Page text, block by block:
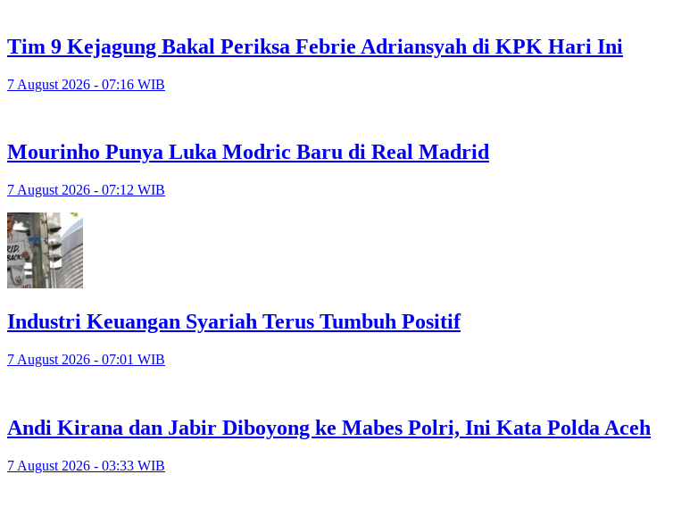
Tim 9 Kejagung Bakal Periksa Febrie Adriansyah di KPK Hari Ini
7 August 2026 - 07:16 WIB
Mourinho Punya Luka Modric Baru di Real Madrid
7 August 2026 - 07:12 WIB
Industri Keuangan Syariah Terus Tumbuh Positif
7 August 2026 - 07:01 WIB
Andi Kirana dan Jabir Diboyong ke Mabes Polri, Ini Kata Polda Aceh
7 August 2026 - 03:33 WIB